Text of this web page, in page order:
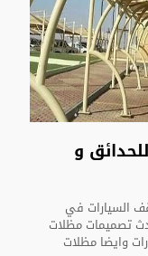
و
السيارات في
تصميمات مظلات
وايضا مظلات